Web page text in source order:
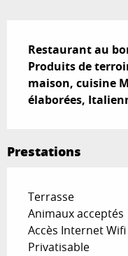
Restaurant au
Produits de
maison, cuisine
élaborées,
Prestations
Terrasse
Animaux acceptés
Accès Internet Wifi
Privatisable